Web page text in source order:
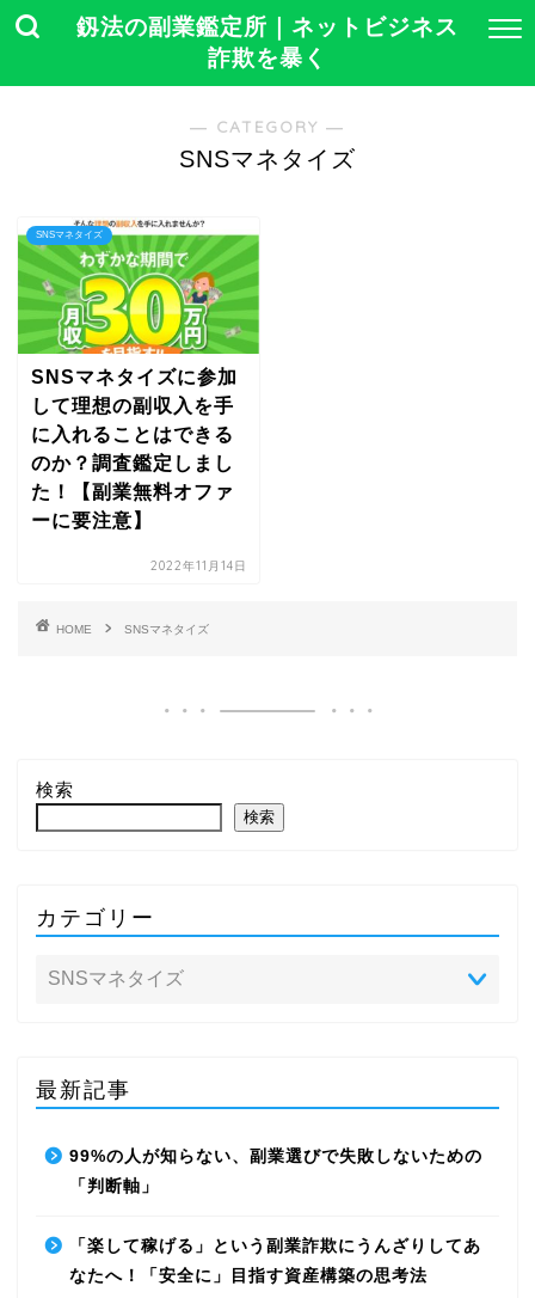
釼法の副業鑑定所｜ネットビジネス
詐欺を暴く
― CATEGORY ―
SNSマネタイズ
SNSマネタイズ
SNSマネタイズに参加
して理想の副収入を手
に入れることはできる
のか？調査鑑定しまし
た！【副業無料オファ
ーに要注意】
2022年11月14日
HOME SNSマネタイズ
検索
検索
カテゴリー
最新記事
99%の人が知らない、副業選びで失敗しないための
「判断軸」
「楽して稼げる」という副業詐欺にうんざりしてあ
なたへ！「安全に」目指す資産構築の思考法